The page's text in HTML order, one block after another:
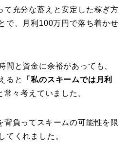
て充分な蓄えと安定した稼ぎ方
で、月利100万円で落ち着かせ
間と資金に余裕があっても、
ると
「私のスキームでは月利
常々考えていました。
背負ってスキームの可能性を限
てくれました。